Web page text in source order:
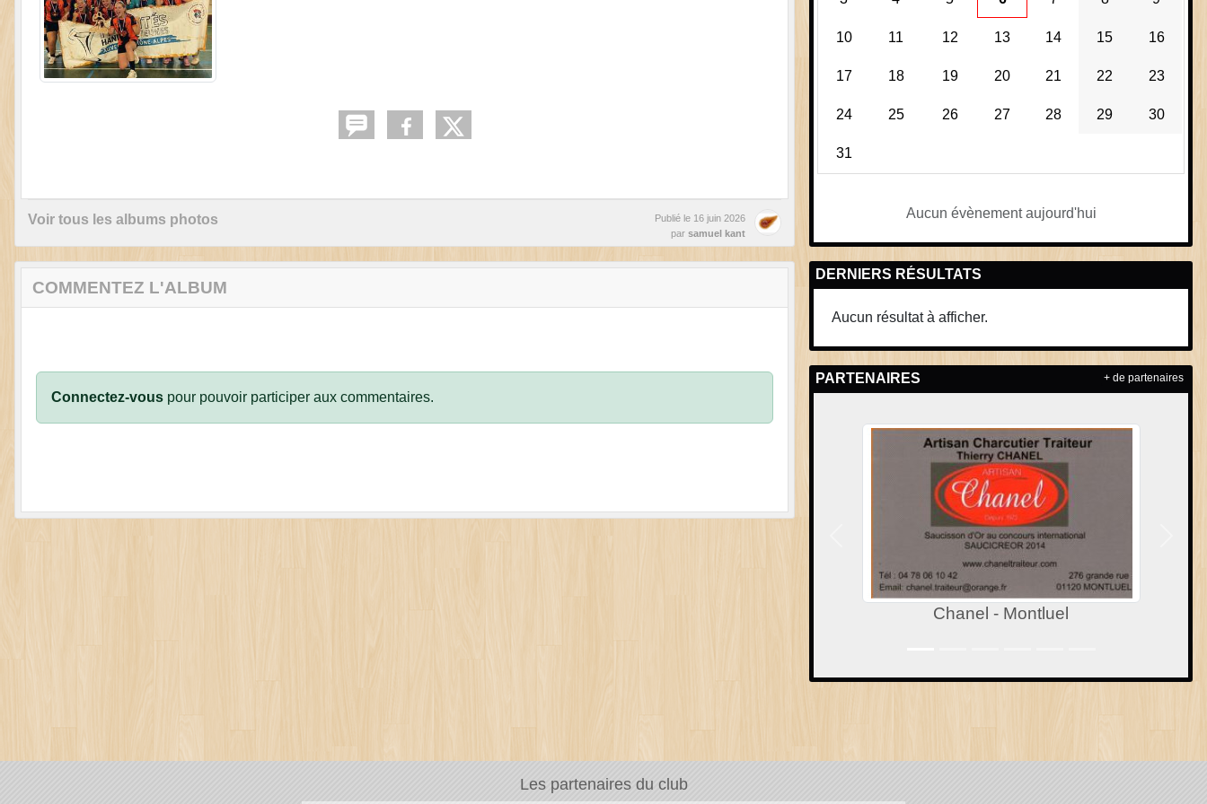
Voir tous les albums photos Publié le 16 juin 2026
parsamuel kant
COMMENTEZ L'ALBUM
Connectez-vous pour pouvoir participer aux commentaires.
10 11 12 13 14 15 16
17 18 19 20 21 22 23
24 25 26 27 28 29 30
31
Aucun évènement aujourd'hui
DERNIERS RÉSULTATS
Aucun résultat à afficher.
PARTENAIRES
Chanel - Montluel
+ de partenaires
Les partenaires du club